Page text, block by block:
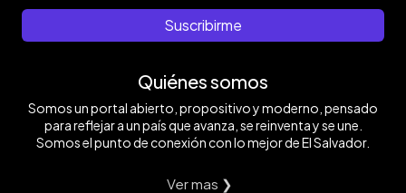
Suscribirme
Quiénes somos
Somos un portal abierto, propositivo y moderno, pensado
para reflejar a un país que avanza, se reinventa y se une.
Somos el punto de conexión con lo mejor de El Salvador.
Ver mas ❯